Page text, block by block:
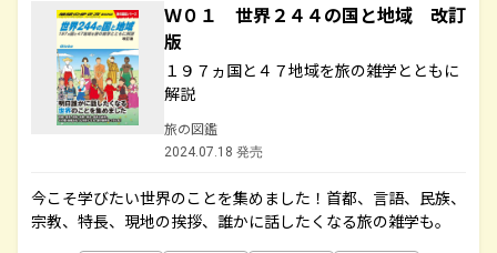
Ｗ０１ 世界２４４の国と地域 改訂
版
１９７ヵ国と４７地域を旅の雑学とともに
解説
旅の図鑑
2024.07.18 発売
今こそ学びたい世界のことを集めました！首都、言語、民族、
宗教、特長、現地の挨拶、誰かに話したくなる旅の雑学も。